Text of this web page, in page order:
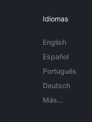
Idiomas
English
Español
Português
Deutsch
Más...